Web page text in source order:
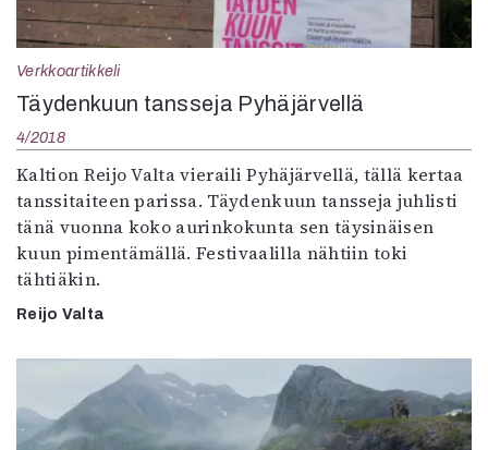
Verkkoartikkeli
Täydenkuun tansseja Pyhäjärvellä
4/2018
Kaltion Reijo Valta vieraili Pyhäjärvellä, tällä kertaa
tanssitaiteen parissa. Täydenkuun tansseja juhlisti
tänä vuonna koko aurinkokunta sen täysinäisen
kuun pimentämällä. Festivaalilla nähtiin toki
tähtiäkin.
Reijo Valta